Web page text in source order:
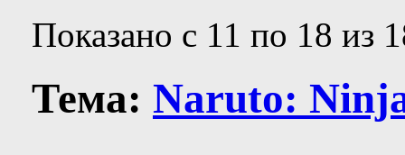
Показано с 11 по 18 из
Тема: Naruto: